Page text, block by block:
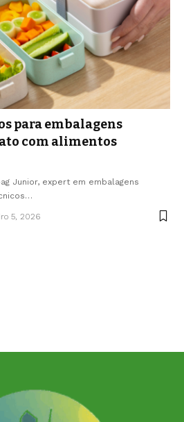
para embalagens
com alimentos
Junior, expert em embalagens
5, 2026